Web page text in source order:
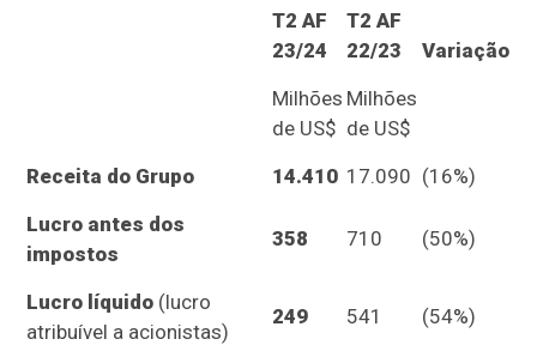
T2 AF
23/24
Milhões
de US$
T2 AF
22/23
Milhões
de US$
Variação
Receita do Grupo 14.410 17.090 (16%)
Lucro antes dos
impostos
358 710 (50%)
Lucro líquido (lucro
atribuível a acionistas)
249 541 (54%)